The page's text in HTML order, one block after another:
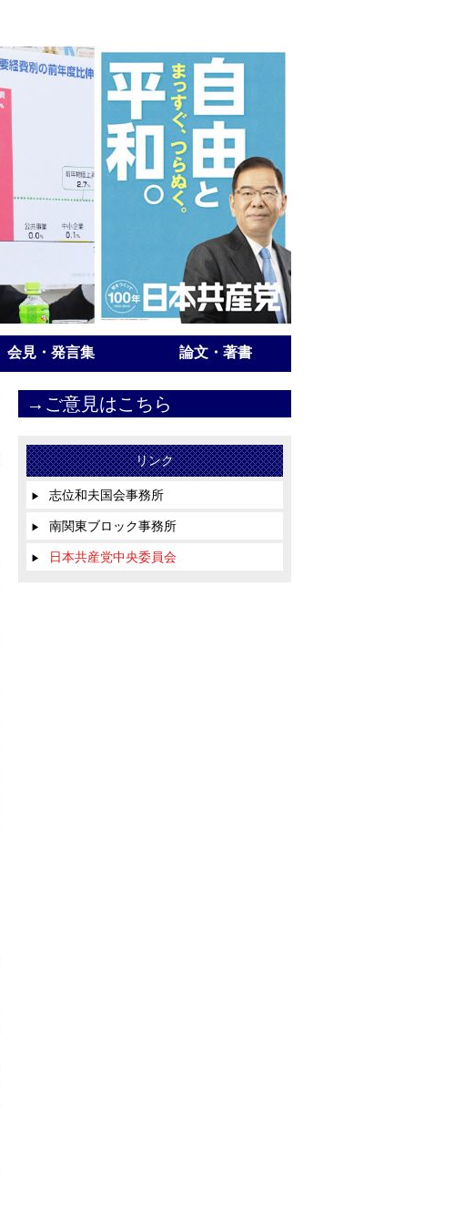
会見・発言集 論文・著書
→ご意見はこちら
リンク
▶ 志位和夫国会事務所
▶ 南関東ブロック事務所
▶ 日本共産党中央委員会